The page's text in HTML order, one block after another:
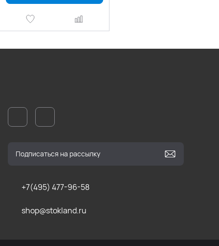
+7(495) 477-96-58
shop@stokland.ru